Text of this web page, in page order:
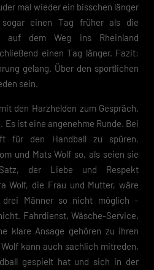
mal wieder ein bisschen länger
einen Tag früher als die
auf dem Weg ins Rheinland
einen Tag länger. Fazit:
gelang. Über den sportlichen
sein.
den Harzhelden zum Gespräch.
Es ist eine angenehme Runde. Bei
für den Handball zu spüren.
und Mats Wolf so, als seien sie
der Liebe und Respekt
Wolf, die Frau und Mutter, wäre
Männer so nicht möglich –
Fahrdienst, Wäsche-Service,
klare Ansage gehören zu ihren
kann auch sachlich mitreden,
gespielt hat und sich in der